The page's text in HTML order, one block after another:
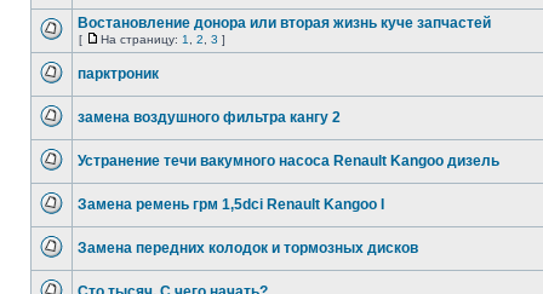
Востановление донора или вторая жизнь куче запчастей
[ На страницу: 1 2 3 ]
парктроник
замена воздушного фильтра кангу 2
Устранение течи вакумного насоса Renault Kangoo дизель
Замена ремень грм 1,5dci Renault Kangoo I
Замена передних колодок и тормозных дисков